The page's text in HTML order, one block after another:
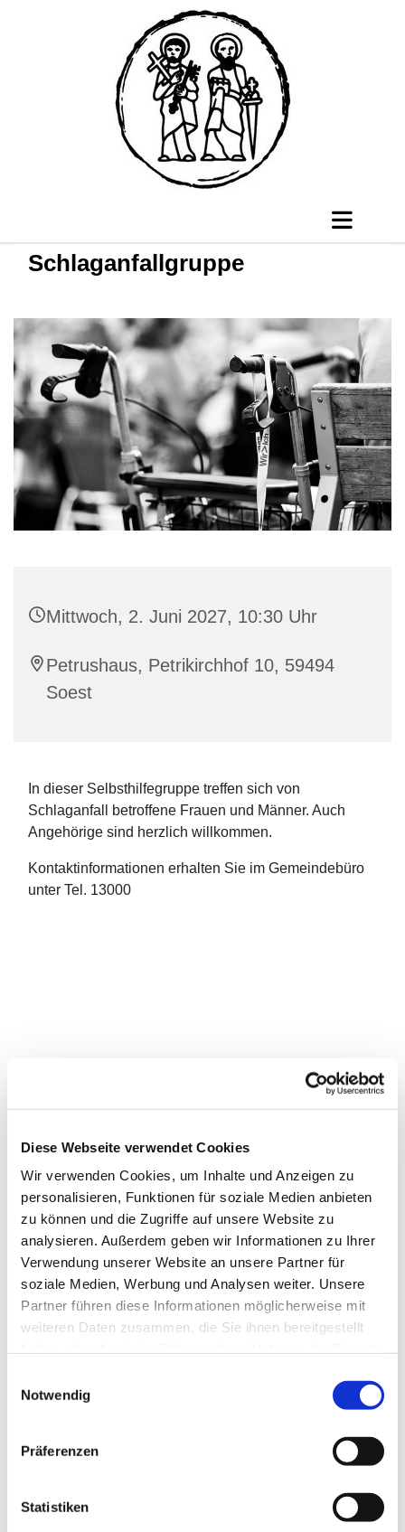
Diese Webseite verwendet Cookies
Wir verwenden Cookies, um Inhalte und Anzeigen zu
personalisieren, Funktionen für soziale Medien anbieten
zu können und die Zugriffe auf unsere Website zu
analysieren. Außerdem geben wir Informationen zu Ihrer
Verwendung unserer Website an unsere Partner für
soziale Medien, Werbung und Analysen weiter. Unsere
Partner führen diese Informationen möglicherweise mit
weiteren Daten zusammen, die Sie ihnen bereitgestellt
Notwendig
Präferenzen
Statistiken
Schlaganfallgruppe
Mittwoch, 2. Juni 2027, 10:30 Uhr
Petrushaus, Petrikirchhof 10, 59494
Soest
In dieser Selbsthilfegruppe treffen sich von
Schlaganfall betroffene Frauen und Männer. Auch
Angehörige sind herzlich willkommen.
Kontaktinformationen erhalten Sie im Gemeindebüro
unter Tel. 13000
Dies könnte Sie auch